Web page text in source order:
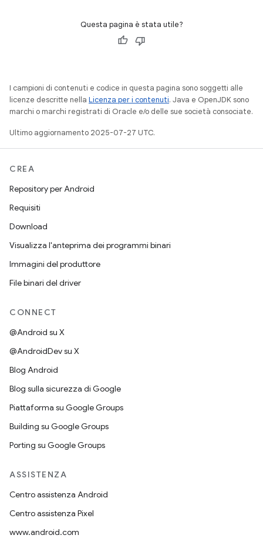
Questa pagina è stata utile?
I campioni di contenuti e codice in questa pagina sono soggetti alle
licenze descritte nella Licenza per i contenuti. Java e OpenJDK sono
marchi o marchi registrati di Oracle e/o delle sue società consociate.
Ultimo aggiornamento 2025-07-27 UTC.
CREA
Repository per Android
Requisiti
Download
Visualizza l'anteprima dei programmi binari
Immagini del produttore
File binari del driver
CONNECT
@Android su X
@AndroidDev su X
Blog Android
Blog sulla sicurezza di Google
Piattaforma su Google Groups
Building su Google Groups
Porting su Google Groups
ASSISTENZA
Centro assistenza Android
Centro assistenza Pixel
www.android.com